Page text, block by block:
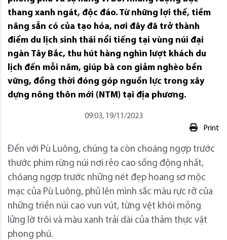
thang xanh ngát, độc đáo. Từ những lợi thế, tiềm
năng sẵn có của tạo hóa, nơi đây đã trở thành
điểm du lịch sinh thái nổi tiếng tại vùng núi đại
ngàn Tây Bắc, thu hút hàng nghìn lượt khách du
lịch đến mỗi năm, giúp bà con giảm nghèo bền
vững, đồng thời đóng góp nguồn lực trong xây
dựng nông thôn mới (NTM) tại địa phương.
09:03, 19/11/2023
Print
Đến với Pù Luông, chúng ta còn choáng ngợp trước
thước phim rừng núi nơi rẻo cao sống động nhất,
chóang ngợp trước những nét đẹp hoang sơ mộc
mạc của Pù Luông, phủ lên mình sắc màu rực rỡ của
những triền núi cao vun vút, từng vệt khói mỏng
lửng lờ trôi và màu xanh trải dài của thảm thực vật
phong phú.